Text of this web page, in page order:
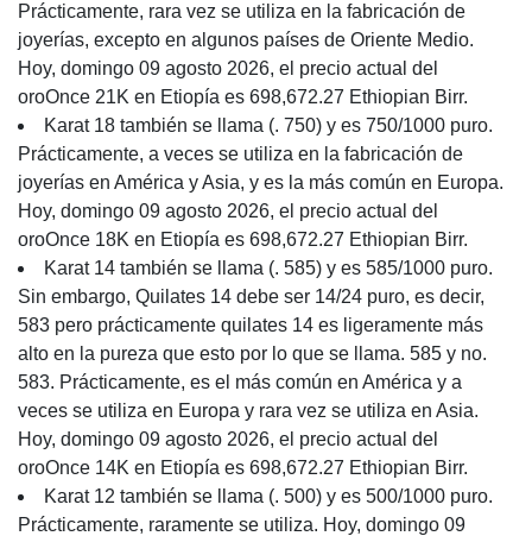
Prácticamente, rara vez se utiliza en la fabricación de
joyerías, excepto en algunos países de Oriente Medio.
Hoy, domingo 09 agosto 2026, el precio actual del
oroOnce 21K en Etiopía es 698,672.27 Ethiopian Birr.
Karat 18 también se llama (. 750) y es 750/1000 puro.
Prácticamente, a veces se utiliza en la fabricación de
joyerías en América y Asia, y es la más común en Europa.
Hoy, domingo 09 agosto 2026, el precio actual del
oroOnce 18K en Etiopía es 698,672.27 Ethiopian Birr.
Karat 14 también se llama (. 585) y es 585/1000 puro.
Sin embargo, Quilates 14 debe ser 14/24 puro, es decir,
583 pero prácticamente quilates 14 es ligeramente más
alto en la pureza que esto por lo que se llama. 585 y no.
583. Prácticamente, es el más común en América y a
veces se utiliza en Europa y rara vez se utiliza en Asia.
Hoy, domingo 09 agosto 2026, el precio actual del
oroOnce 14K en Etiopía es 698,672.27 Ethiopian Birr.
Karat 12 también se llama (. 500) y es 500/1000 puro.
Prácticamente, raramente se utiliza. Hoy, domingo 09